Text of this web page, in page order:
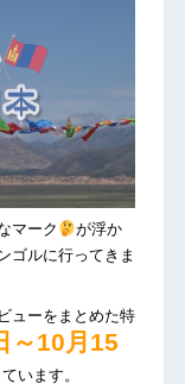
マーク
が浮か
ゴルに行ってきま
ューをまとめた特
～10月15
います。